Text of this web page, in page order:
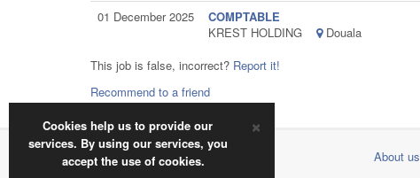
01 December 2025
COMPTABLE
KREST HOLDING
Douala
This job is false, incorrect? Report it!
Recommend to a friend
2018 © jobinfocamer.com About us
×
Cookies help us to provide our
services. By using our services, you
accept the use of cookies.